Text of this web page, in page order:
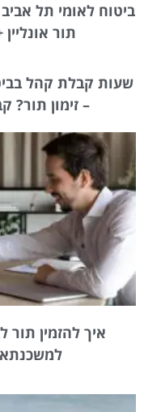
ביטוח לאומי תל
תור
שעות קבלת קהל
– זימון תור?
איך להזמין
למשכנתא